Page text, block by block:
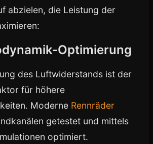
abzielen, die Leistung der
Optimierung
des Luftwiderstands ist der
für höhere
Moderne Rennräder
getestet und mittels
optimiert.